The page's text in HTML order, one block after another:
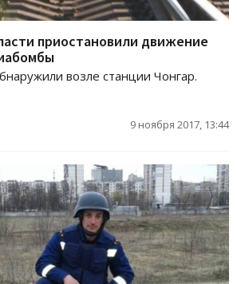
приостановили движение
возле станции Чонгар.
9 ноября 2017, 13:44